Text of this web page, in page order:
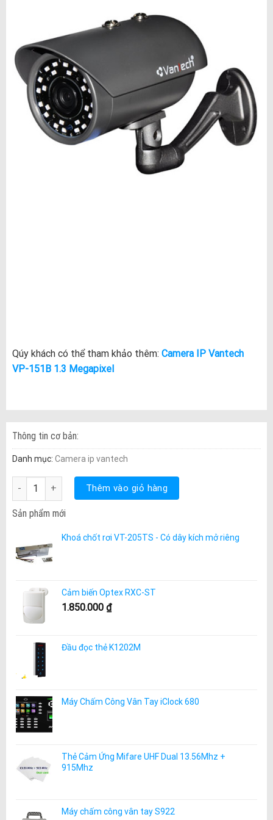
Qúy khách có thể tham khảo thêm: Camera IP Vantech
VP-151B 1.3 Megapixel
Thông tin cơ bản:
Danh mục: Camera ip vantech
VP-151A 1.0 Megapixel số lượng
Thêm vào giỏ hàng
Sản phẩm mới
Khoá chốt rơi VT-205TS - Có dây kích mở riêng
Cảm biến Optex RXC-ST
1.850.000 ₫
Đầu đọc thẻ K1202M
Máy Chấm Công Vân Tay iClock 680
Thẻ Cảm Ứng Mifare UHF Dual 13.56Mhz +
915Mhz
Máy chấm công vân tay S922